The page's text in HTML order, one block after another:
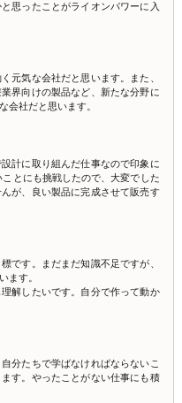
思ったことがライオンパワーに入
元気な会社だと思います。また、
界向けの製品など、新たな分野に
会社だと思います。
計に取り組んだ仕事なので印象に
とにも挑戦したので、大変でした
が、良い製品に完成させて販売す
です。まだまだ知識不足ですが、
ます。
解したいです。自分で作って動か
分たちで学ばなければならないこ
す。やったことがない仕事にも積